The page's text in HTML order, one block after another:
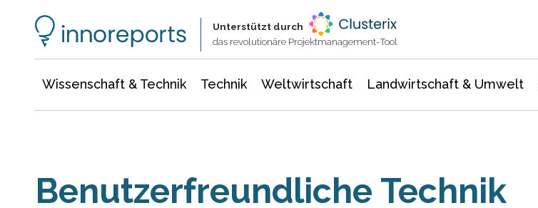
Unterstützt durch
das revolutionäre Projektmanagement-Tool
Wissenschaft & Technik Technik Weltwirtschaft Landwirtschaft & Umwelt
Benutzerfreundliche Technik